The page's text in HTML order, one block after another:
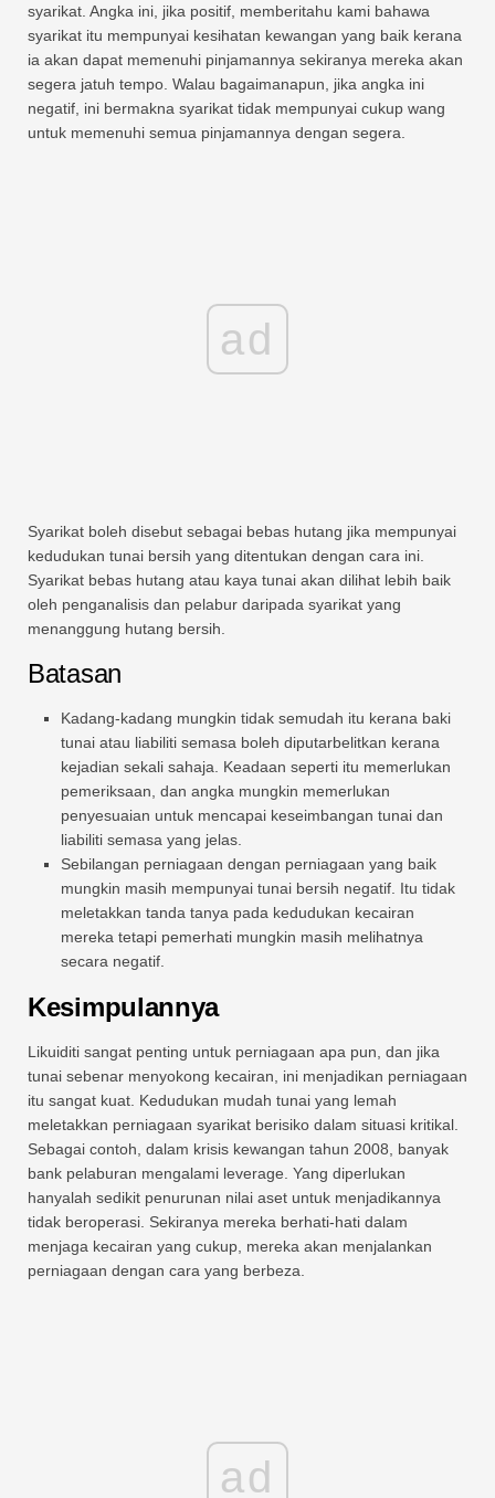
syarikat. Angka ini, jika positif, memberitahu kami bahawa
syarikat itu mempunyai kesihatan kewangan yang baik kerana
ia akan dapat memenuhi pinjamannya sekiranya mereka akan
segera jatuh tempo. Walau bagaimanapun, jika angka ini
negatif, ini bermakna syarikat tidak mempunyai cukup wang
untuk memenuhi semua pinjamannya dengan segera.
ad
Syarikat boleh disebut sebagai bebas hutang jika mempunyai
kedudukan tunai bersih yang ditentukan dengan cara ini.
Syarikat bebas hutang atau kaya tunai akan dilihat lebih baik
oleh penganalisis dan pelabur daripada syarikat yang
menanggung hutang bersih.
Batasan
Kadang-kadang mungkin tidak semudah itu kerana baki
tunai atau liabiliti semasa boleh diputarbelitkan kerana
kejadian sekali sahaja. Keadaan seperti itu memerlukan
pemeriksaan, dan angka mungkin memerlukan
penyesuaian untuk mencapai keseimbangan tunai dan
liabiliti semasa yang jelas.
Sebilangan perniagaan dengan perniagaan yang baik
mungkin masih mempunyai tunai bersih negatif. Itu tidak
meletakkan tanda tanya pada kedudukan kecairan
mereka tetapi pemerhati mungkin masih melihatnya
secara negatif.
Kesimpulannya
Likuiditi sangat penting untuk perniagaan apa pun, dan jika
tunai sebenar menyokong kecairan, ini menjadikan perniagaan
itu sangat kuat. Kedudukan mudah tunai yang lemah
meletakkan perniagaan syarikat berisiko dalam situasi kritikal.
Sebagai contoh, dalam krisis kewangan tahun 2008, banyak
bank pelaburan mengalami leverage. Yang diperlukan
hanyalah sedikit penurunan nilai aset untuk menjadikannya
tidak beroperasi. Sekiranya mereka berhati-hati dalam
menjaga kecairan yang cukup, mereka akan menjalankan
perniagaan dengan cara yang berbeza.
ad